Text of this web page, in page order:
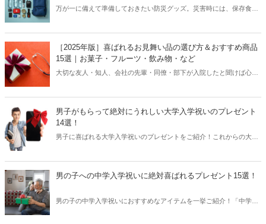
万が一に備えて準備しておきたい防災グッズ。災害時には、保存食や
ました。何から揃えていいのかわからない場合に便利な防災グッズが
セットになったリュックタイプの商品もご紹介するので、参考にして
くださいね。
［2025年版］喜ばれるお見舞い品の選び方＆おすすめ商品
15選｜お菓子・フルーツ・飲み物・など
大切な友人・知人、会社の先輩・同僚・部下が入院したと聞けば心配
ションをリサーチし、ふさわしい手土産を準備しましょう。［2025年
版］喜ばれるお見舞い品の選び方とおすすめ商品15選をお届けしま
男子がもらって絶対にうれしい大学入学祝いのプレゼント
14選！
男子に喜ばれる大学入学祝いのプレゼントをご紹介！これからの大学
流行っているブランドは？そんな疑問にお答えできる記事となってい
ますので、ぜひ最後までご覧いただき、大切な方へのギフト選びの参
男の子への中学入学祝いに絶対喜ばれるプレゼント15選！
男の子の中学入学祝いにおすすめなアイテムを一挙ご紹介！「中学入